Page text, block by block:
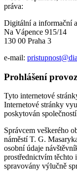
práva:
Digitální a informační
Na Vápence 915/14
130 00 Praha 3
e-mail:
Prohlášení
Tyto internetové
Internetové stránky
poskytován
Správcem veškerého
náměstí T. G.
osobní údaje
prostřednictvím těchto
spravovány výlučně